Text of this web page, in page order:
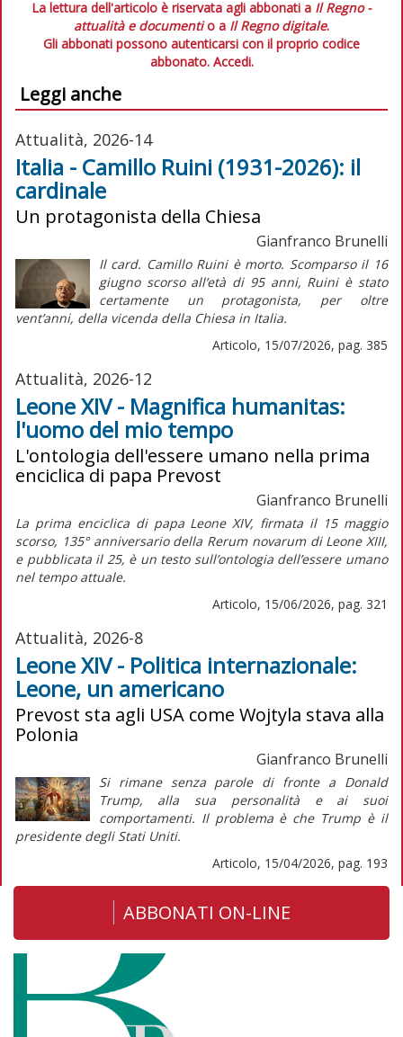
La lettura dell'articolo è riservata agli abbonati a Il Regno -
attualità e documentio a Il Regno digitale.
Gli abbonati possono autenticarsi con il proprio codice
abbonato. Accedi.
Leggi anche
Attualità, 2026-14
Italia - Camillo Ruini (1931-2026): il
cardinale
Un protagonista della Chiesa
Gianfranco Brunelli
Il card. Camillo Ruini è morto. Scomparso il 16
giugno scorso all’età di 95 anni, Ruini è stato
certamente un protagonista, per oltre
vent’anni, della vicenda della Chiesa in Italia.
Articolo, 15/07/2026, pag. 385
Attualità, 2026-12
Leone XIV - Magnifica humanitas:
l'uomo del mio tempo
L'ontologia dell'essere umano nella prima
enciclica di papa Prevost
Gianfranco Brunelli
La prima enciclica di papa Leone XIV, firmata il 15 maggio
scorso, 135° anniversario della Rerum novarumdi Leone XIII,
e pubblicata il 25, è un testo sull’ontologia dell’essere umano
nel tempo attuale.
Articolo, 15/06/2026, pag. 321
Attualità, 2026-8
Leone XIV - Politica internazionale:
Leone, un americano
Prevost sta agli USA come Wojtyla stava alla
Polonia
Gianfranco Brunelli
Si rimane senza parole di fronte a Donald
Trump, alla sua personalità e ai suoi
comportamenti. Il problema è che Trump è il
presidente degli Stati Uniti.
Articolo, 15/04/2026, pag. 193
ABBONATI ON-LINE